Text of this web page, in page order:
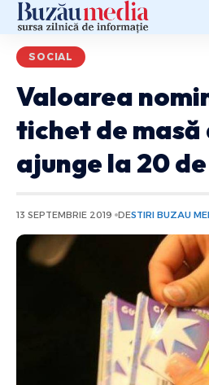
SOCIAL
Valoarea
tichet de masă
ajunge la 20
13 SEPTEMBRIE 2019 DESTIRI BUZAU